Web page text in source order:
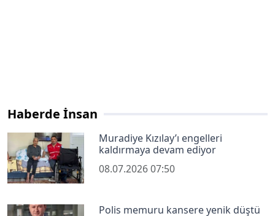
Haberde İnsan
Muradiye Kızılay’ı engelleri
kaldırmaya devam ediyor
08.07.2026 07:50
Polis memuru kansere yenik düştü